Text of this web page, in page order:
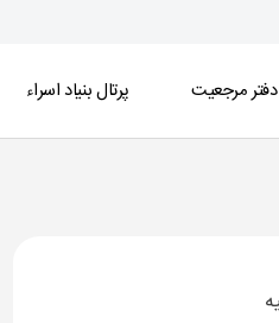
دفتر مرجعیت پرتال بنیاد اسراء